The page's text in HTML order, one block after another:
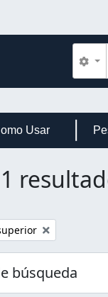
Usar
búsqueda